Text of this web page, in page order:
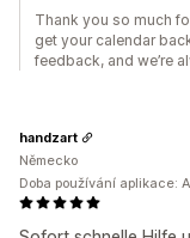
Thank you so much
get your calendar
feedback, and we’re
handzart
Německo
Doba používání aplikace: